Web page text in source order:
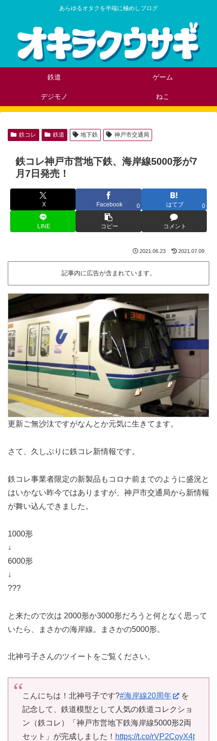
あらゆるオタクを半端に極めしブログ
鉄道 ゲーム
デジモノ ねこ
鉄コレ 鉄道 地下鉄 神戸市交通局
鉄コレ神戸市営地下鉄、海岸線5000形が7
月7日発売！
X Facebook 0 はてブ 0
LINE コピー コメント
2021.06.23 2021.07.09
記事内に広告が含まれています。
更新ご無沙汰ですがなんとか元気に生きてます。
さて、久しぶりに鉄コレ新情報です。
鉄コレ事業者限定の新製品もコロナ前までのように盛況と
はいかない昨今ではありますが、神戸市交通局から新情報
が舞い込んできました。
1000形
↓
6000形
↓
???
と来たので次は 2000形か3000形だろうと何となく思って
いたら、まさかの海岸線。まさかの5000形。
北神弓子さんのツイートをご覧ください。
こんにちは！北神弓子です?#海岸線20周年
を
記念して、鉄道模型として人気の鉄道コレクショ
ン（鉄コレ）「神戸市営地下鉄海岸線5000形2両
セット」が完成しました！ https://t.co/rVP2CoyX4t